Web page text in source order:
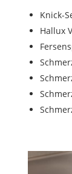
Knick-
Hallux